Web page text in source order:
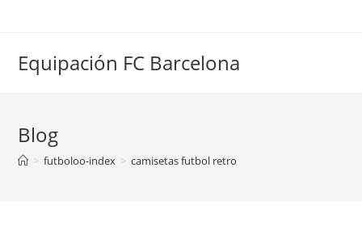
Equipación FC Barcelona
Blog
> futboloo-index > camisetas futbol retro